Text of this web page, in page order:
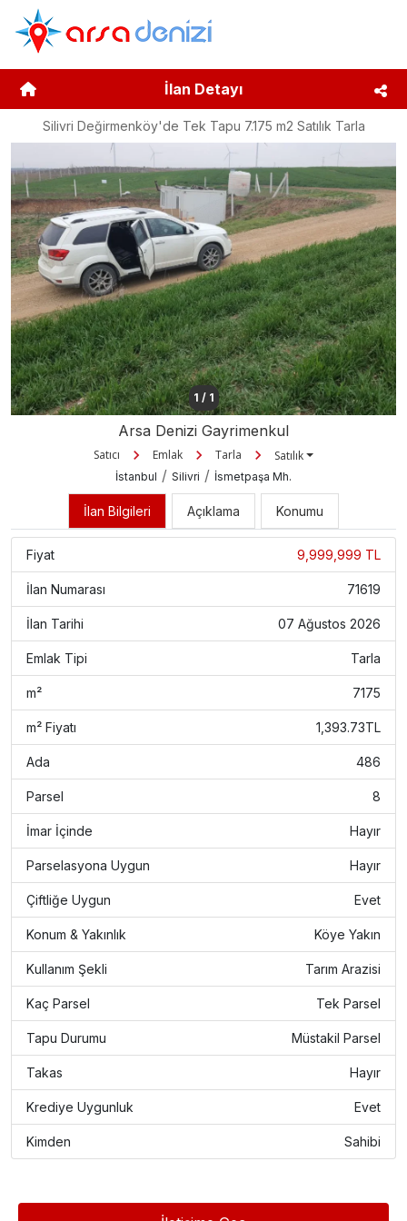
İlan Detayı
Silivri Değirmenköy'de Tek Tapu 7.175 m2 Satılık Tarla
1 / 1
Arsa Denizi Gayrimenkul
Satıcı Emlak Tarla Satılık
İstanbul / Silivri / İsmetpaşa Mh.
İlan Bilgileri Açıklama Konumu
Fiyat 9,999,999 TL
İlan Numarası 71619
İlan Tarihi 07 Ağustos 2026
Emlak Tipi Tarla
m² 7175
m² Fiyatı 1,393.73TL
Ada 486
Parsel 8
İmar İçinde Hayır
Parselasyona Uygun Hayır
Çiftliğe Uygun Evet
Konum & Yakınlık Köye Yakın
Kullanım Şekli Tarım Arazisi
Kaç Parsel Tek Parsel
Tapu Durumu Müstakil Parsel
Takas Hayır
Krediye Uygunluk Evet
Kimden Sahibi